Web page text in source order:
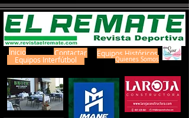
Inicio Contactar
Equipos Interfútbol
Equipos Históricos
Quienes Somos